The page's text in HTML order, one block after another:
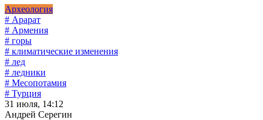
Археология
# Арарат
# Армения
# горы
# климатические изменения
# лед
# ледники
# Месопотамия
# Турция
31 июля, 14:12
Андрей Серегин